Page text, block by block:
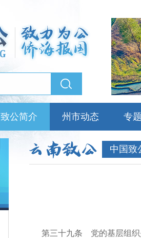
致公简介 州市动态 专
中国致
第三十九条 党的基层组织